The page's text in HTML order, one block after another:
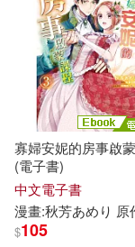
凌筱秋(5)
北原雅紀(5)
吳秋林(5)
吳閑雲(5)
經濟科學出
複刻文化(16)
釀出版(16)
長江少年兒
陝西師範
寡婦安妮的房事啟
(電子書)
中文電子書
漫畫:秋芳あめり 原作:和泉和歌 角色
$105